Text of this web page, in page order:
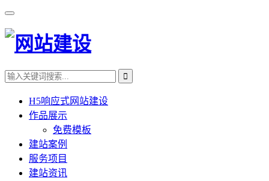
H5响应式网站建设
作品展示
免费模板
建站案例
服务项目
建站资讯